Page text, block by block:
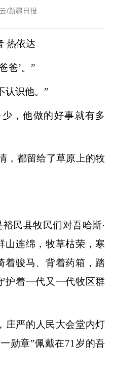
/新疆日报
热依达
爸’。”
认识他。”
，他做的好事就有多
，都留给了草原上的牧
民县牧民们对吾哈斯·
山连绵，牧草枯荣，寒
着骏马、背着药箱，踏
护着一代又一代牧区群
庄严的人民大会堂内灯
勋章”佩戴在71岁的吾